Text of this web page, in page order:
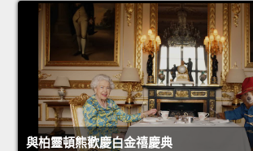
與柏靈頓熊歡慶白金禧慶典